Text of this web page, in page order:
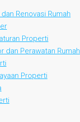
Renovasi Rumah
Properti
dan Perawatan Rumah
Properti